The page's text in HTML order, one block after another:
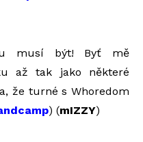
musí být! Byť mě
až tak jako některé
že turné s Whoredom
) (mIZZY)